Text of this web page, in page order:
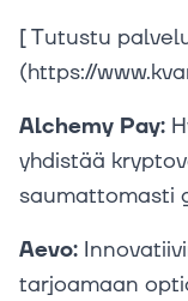
[ Tutustu
(https://
Alchemy Pay:
yhdistää
saumattomasti
Aevo:
tarjoamaan